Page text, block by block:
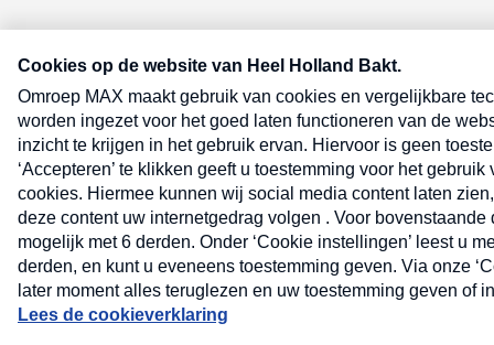
E-meel? Schrijf je in voor de Heel
nieuwsbrief
E-